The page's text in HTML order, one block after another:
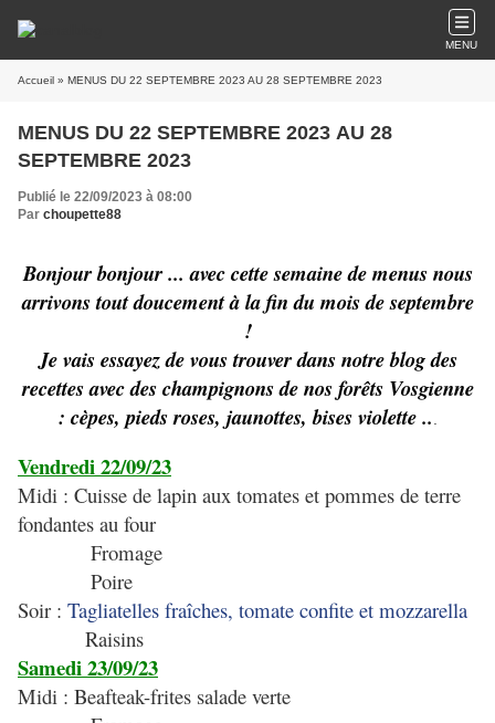
MENU
Accueil » MENUS DU 22 SEPTEMBRE 2023 AU 28 SEPTEMBRE 2023
MENUS DU 22 SEPTEMBRE 2023 AU 28
SEPTEMBRE 2023
Publié le 22/09/2023 à 08:00
Par choupette88
Bonjour bonjour ... avec cette semaine de menus nous
arrivons tout doucement à la fin du mois de septembre
!
Je vais essayez de vous trouver dans notre blog des
recettes avec des champignons de nos forêts Vosgienne
: cèpes, pieds roses, jaunottes, bises violette ..
Vendredi 22/09/23
Midi : Cuisse de lapin aux tomates et pommes de terre
fondantes au four
Fromage
Poire
Soir : Tagliatelles fraîches, tomate confite et mozzarella
Raisins
Samedi 23/09/23
Midi : Beafteak-frites salade verte